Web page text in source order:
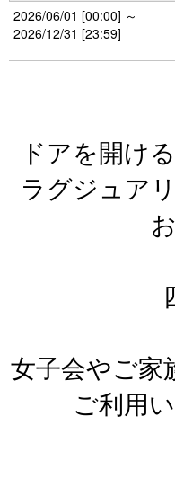
2026/06/01 [00:00] ～
2026/12/31 [23:59]
ドアを開け
ラグジュア
女子会やご家
ご利用